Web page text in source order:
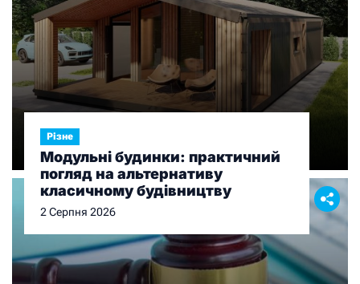
Різне
Модульні будинки: практичний
погляд на альтернативу
класичному будівництву
2 Серпня 2026